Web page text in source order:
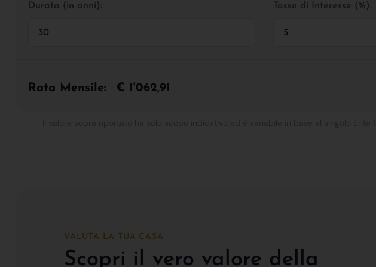
Durata (in anni): Tasso di Interesse (%):
Rata Mensile: € 1'062,91
VALUTA LA TUA CASA
Scopri il vero valore della